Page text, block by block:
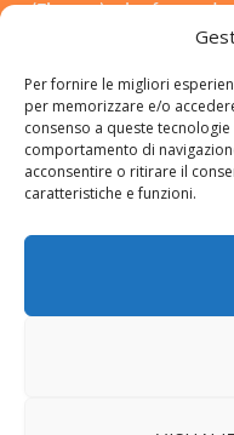
Per fornire le migliori
per memorizzare e/o
consenso a queste
comportamento di
acconsentire o ritirare il
caratteristiche e funzioni.
e il Mugello. Dopo la
onda il 3 agosto 2015,
cronaca e
una radio del
DAB+ e sui social.
Copyright © 2026